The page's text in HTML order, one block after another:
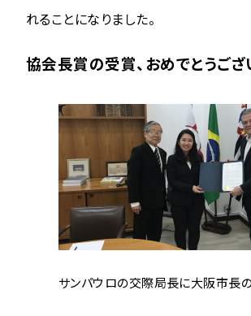
れることになりました。
協会長賞の受賞、おめでとうござ
サンパウロの交際局長に大阪市長